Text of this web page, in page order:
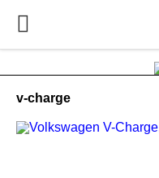
v-charge